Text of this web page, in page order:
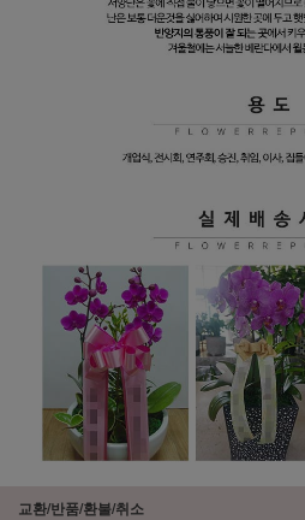
교환/반품/환불/취소